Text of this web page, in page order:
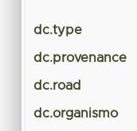
dc.type
dc.provenance
dc.road
dc.organismo